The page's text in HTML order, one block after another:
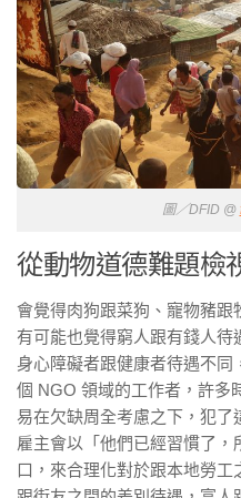
圖／DFID @
從動物道德難題檢
會覺得肉狗跟菜狗、寵物豬跟
有可能也覺得窮人跟有錢人待
身心障礙者跟健康者待遇不
個 NGO 領域的工作者，許多
易在欠缺周全考慮之下，犯了
雇主會以「他們已經習慣了
口，來合理化對於跟本地勞